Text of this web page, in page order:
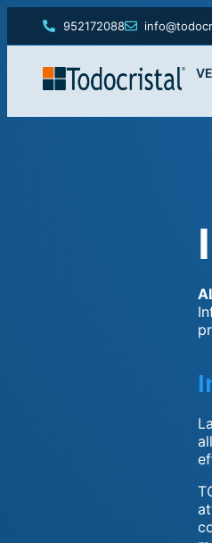
952172088